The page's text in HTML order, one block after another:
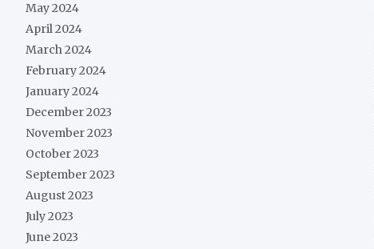
May 2024
April 2024
March 2024
February 2024
January 2024
December 2023
November 2023
October 2023
September 2023
August 2023
July 2023
June 2023